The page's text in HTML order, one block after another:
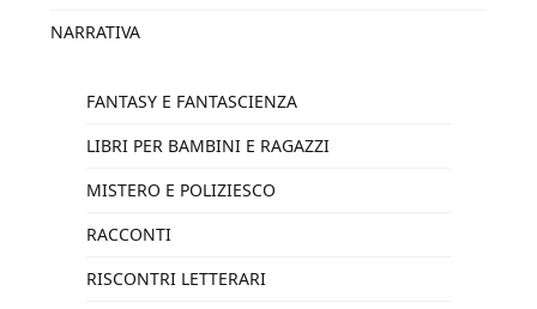
NARRATIVA
FANTASY E FANTASCIENZA
LIBRI PER BAMBINI E RAGAZZI
MISTERO E POLIZIESCO
RACCONTI
RISCONTRI LETTERARI